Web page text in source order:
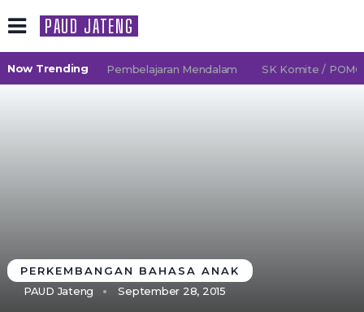
PAUD JATENG
Now Trending
2026/2027 TK Pembelajaran Mendalam SK Komite / POMG
PERKEMBANGAN BAHASA ANAK
PAUD Jateng
September 28, 2015